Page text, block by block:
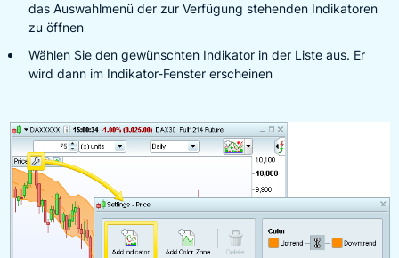
das Auswahlmenü der zur Verfügung stehenden Indikatoren
zu öffnen
Wählen Sie den gewünschten Indikator in der Liste aus. Er
wird dann im Indikator-Fenster erscheinen